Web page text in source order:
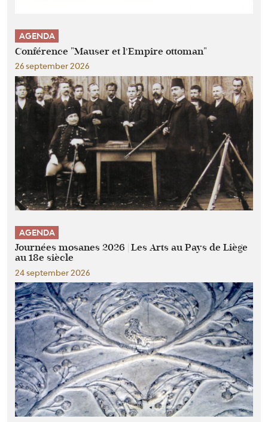
AGENDA
Conférence "Mauser et l’Empire ottoman"
26 september 2026
AGENDA
Journées mosanes 2026 | Les Arts au Pays de Liège
au 18e siècle
24 september 2026